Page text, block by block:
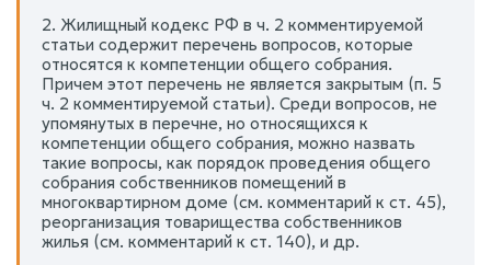
2. Жилищный кодекс РФ в ч. 2 комментируемой
статьи содержит перечень вопросов, которые
относятся к компетенции общего собрания.
Причем этот перечень не является закрытым (п. 5
ч. 2 комментируемой статьи). Среди вопросов, не
упомянутых в перечне, но относящихся к
компетенции общего собрания, можно назвать
такие вопросы, как порядок проведения общего
собрания собственников помещений в
многоквартирном доме (см. комментарий к ст. 45),
реорганизация товарищества собственников
жилья (см. комментарий к ст. 140), и др.